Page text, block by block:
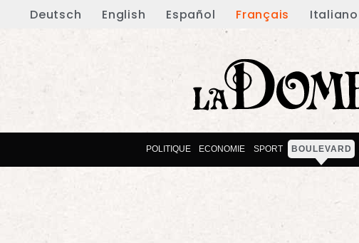
Deutsch English Español Français Italiano
POLITIQUE ECONOMIE SPORT BOULEVARD